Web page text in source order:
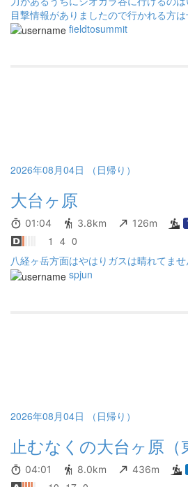
目撃情報がありましたので行かれる方
fieldtosummit
2026年08月04日 （日帰り）
大台ヶ原
01:04 3.8km 126m
1 4 0
八経ヶ岳方面はやはりガスは晴れてませ
spjun
2026年08月04日 （日帰り）
止むなくの大台ヶ原（
04:01 8.0km 436m